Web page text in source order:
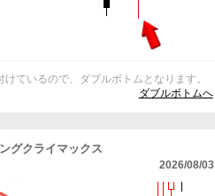
ているので、ダブルボトムとなります。
ダブルボトムへ
グクライマックス
2026/08/03